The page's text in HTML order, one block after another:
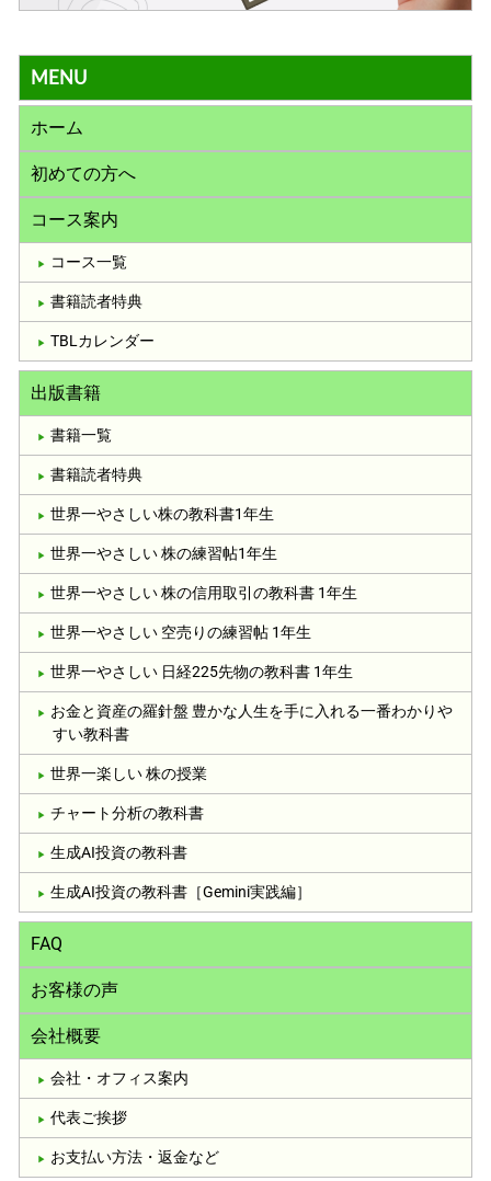
MENU
ホーム
初めての方へ
コース案内
コース一覧
書籍読者特典
TBLカレンダー
出版書籍
書籍一覧
書籍読者特典
世界一やさしい株の教科書1年生
世界一やさしい 株の練習帖1年生
世界一やさしい 株の信用取引の教科書 1年生
世界一やさしい 空売りの練習帖 1年生
世界一やさしい 日経225先物の教科書 1年生
お金と資産の羅針盤 豊かな人生を手に入れる一番わかりや
すい教科書
世界一楽しい 株の授業
チャート分析の教科書
生成AI投資の教科書
生成AI投資の教科書［Gemini実践編］
FAQ
お客様の声
会社概要
会社・オフィス案内
代表ご挨拶
お支払い方法・返金など